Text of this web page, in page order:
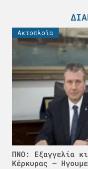
Ακτοπλοϊα
ΠΝΟ: Εξαγγελία
Κέρκυρας –